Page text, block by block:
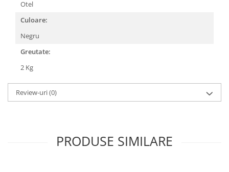
Accesorii decorative
Caciuli
Figurine si decoratiuni Craciun
Globuri
Instalatii de Craciun
Lumanari si candele
Otel
Culoare:
Negru
Greutate:
2 Kg
Review-uri(0)
PRODUSE SIMILARE